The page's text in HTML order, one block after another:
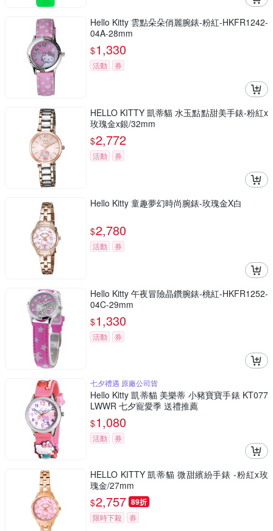
Hello Kitty 雲點朵朵俏麗腕錶-粉紅-HKFR1242-
04A-28mm
$1,330
活動 券
HELLO KITTY 凱蒂貓 水玉點點甜美手錶-粉紅x
玫瑰金x銀/32mm
$2,772
活動 券
Hello Kitty 童趣夢幻時尚腕錶-玫瑰金X白
$2,780
活動 券
Hello Kitty 午夜冒險晶鑽腕錶-桃紅-HKFR1252-
04C-29mm
$1,330
活動 券
七夕禮遇 原廠公司貨
Hello Kitty 凱蒂貓 美樂蒂 小豬寶寶手錶 KT077
LWWR 七夕寵愛季 送禮推薦
$1,080
活動 券
HELLO KITTY 凱蒂貓 微甜繽紛手錶 -粉紅x玫
瑰金/27mm
$2,757 89折
限時下殺 券